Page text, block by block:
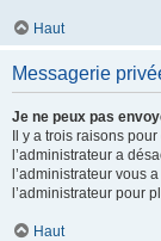
Haut
Messagerie
Je ne peux pas
Il y a trois raisons
l’administrateur a
l’administrateur vous
l’administrateur pour
Haut